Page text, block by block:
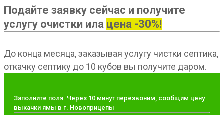
Подайте заявку сейчас и получите
услугу очистки ила цена -30%!
До конца месяца, заказывая услугу чистки септика,
откачку септику до 10 кубов вы получите даром.
Заполните поля. Через 10 минут перезвоним, сообщим цену
выкачки ямы в г. Новоприцепы